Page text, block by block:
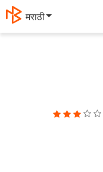
मराठी